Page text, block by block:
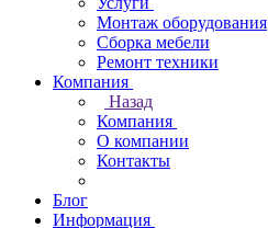
Монтаж оборудования
Сборка мебели
Ремонт техники
Компания
Назад
Компания
О компании
Контакты
Блог
Информация